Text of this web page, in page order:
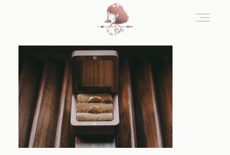
Home
Blog
Sobre Nosotros